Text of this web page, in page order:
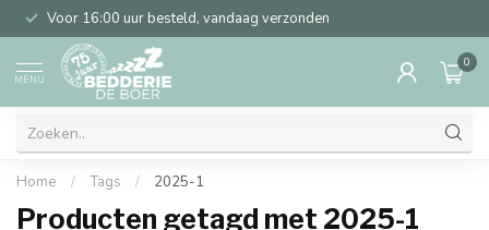
Voor 16:00 uur besteld, vandaag verzonden
MENU
0
Home / Tags / 2025-1
Producten getagd met 2025-1